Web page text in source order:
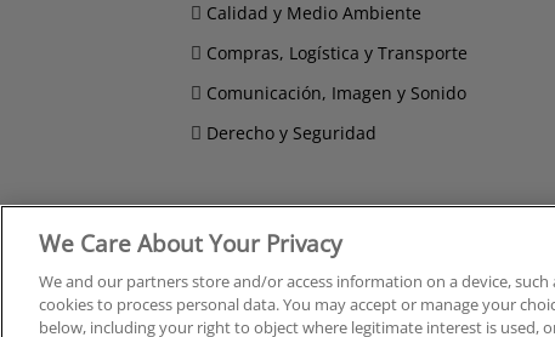
Calidad y Medio Ambiente
Compras, Logística y Transporte
Comunicación, Imagen y Sonido
Derecho y Seguridad
Cursos en A Coruña
Cursos en Albacete
Cursos en Alicante
Cursos
Cursos
We Care About Your Privacy
We and our partners store and/or access information on a device, such
cookies to process personal data. You may accept or manage your
below, including your right to object where legitimate interest is used,